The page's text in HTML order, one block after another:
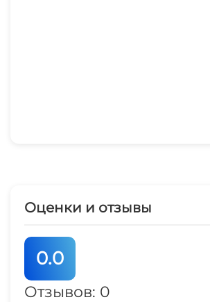
Оценки и отзывы
0.0
Отзывов: 0